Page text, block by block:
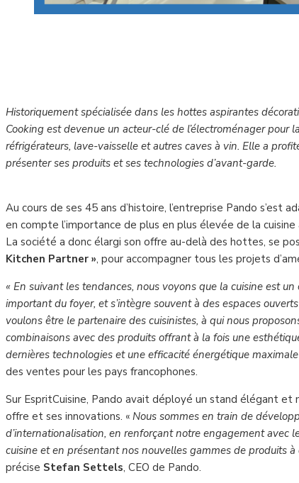
Historiquement spécialisée dans les hottes aspirantes
Cooking est devenue un acteur-clé de l’électroménager pour
réfrigérateurs, lave-vaisselle et autres caves à vin. Elle a
présenter ses produits et ses technologies d’avant-garde.
Au cours de ses 45 ans d’histoire, l’entreprise Pando
en compte l’importance de plus en plus élevée de la cuisine
La société a donc élargi son offre au-delà des hottes, se
Kitchen Partner », pour accompagner tous les projets
« En suivant les tendances, nous voyons que la cuisine est
important du foyer, et s’intègre souvent à des espaces
voulons être le partenaire des cuisinistes, à qui nous
combinaisons avec des produits offrant à la fois une
dernières technologies et une efficacité énergétique maximale
des ventes pour les pays francophones.
Sur EspritCuisine, Pando avait déployé un stand élégant
offre et ses innovations. « Nous sommes en train de
d’internationalisation, en renforçant notre engagement avec
cuisine et en présentant nos nouvelles gammes de produits
précise Stefan Settels, CEO de Pando.